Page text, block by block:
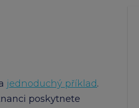
jednoduchý příklad.
poskytnete